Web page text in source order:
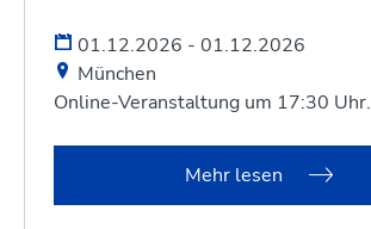
01.12.2026 - 01.12.2026
München
Online-Veranstaltung um 17:30 Uhr.
Mehr lesen